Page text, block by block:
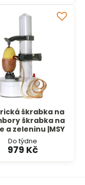
škrabka na
škrabka na
a zeleninu |MSY
Do týdne
979 Kč